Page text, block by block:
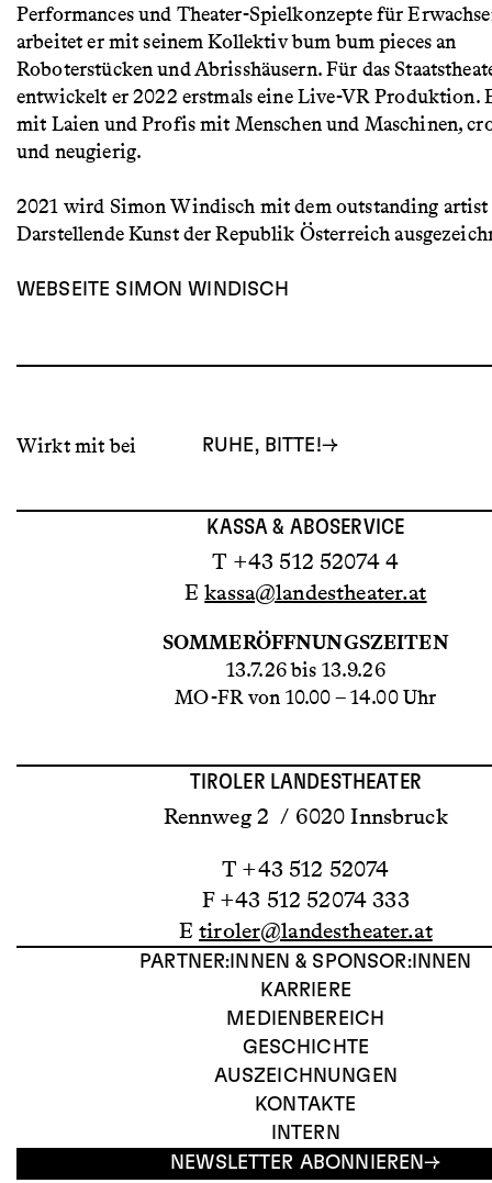
Performances und Theater-Spielkonzepte für
arbeitet er mit seinem Kollektiv bum bum pieces an
Roboterstücken und Abrisshäusern. Für das
entwickelt er 2022 erstmals eine Live-VR Produktion.
mit Laien und Profis mit Menschen und Maschinen,
und neugierig.
2021 wird Simon Windisch mit dem outstanding
Darstellende Kunst der Republik Österreich
WEBSEITE SIMON WINDISCH
Wirkt mit bei RUHE, BITTE!
KASSA & ABOSERVICE
T +43 512 52074 4
Ekassa@landestheater.at
SOMMERÖFFNUNGSZEITEN
13.7.26 bis 13.9.26
MO-FR von 10.00 – 14.00 Uhr
TIROLER LANDESTHEATER
Rennweg 2 / 6020 Innsbruck
T +43 512 52074
F +43 512 52074 333
Etiroler@landestheater.at
PARTNER:INNEN & SPONSOR:INNEN
KARRIERE
MEDIENBEREICH
GESCHICHTE
AUSZEICHNUNGEN
KONTAKTE
INTERN
NEWSLETTER ABONNIEREN